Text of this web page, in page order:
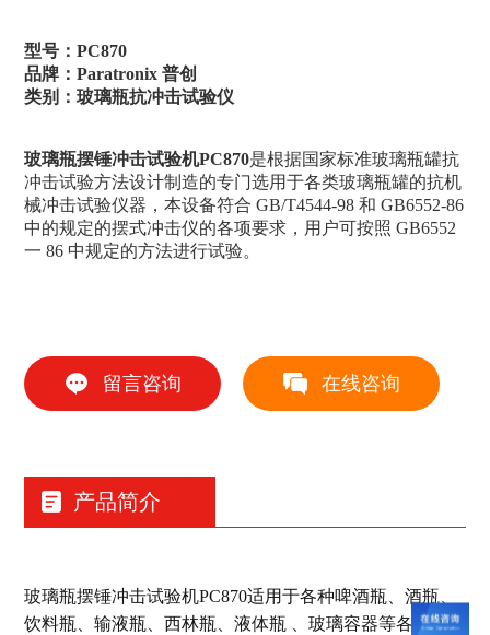
型号：PC870
品牌：Paratronix 普创
类别：玻璃瓶抗冲击试验仪
玻璃瓶摆锤冲击试验机PC870是根据国家标准玻璃瓶罐抗
冲击试验方法设计制造的专门选用于各类玻璃瓶罐的抗机
械冲击试验仪器，本设备符合 GB/T4544-98 和 GB6552-86
中的规定的摆式冲击仪的各项要求，用户可按照 GB6552
一 86 中规定的方法进行试验。
留言咨询 在线咨询
产品简介
玻璃瓶摆锤冲击试验机PC870适用于各种啤酒瓶、酒瓶、
饮料瓶、输液瓶、西林瓶、液体瓶 、玻璃容器等各类玻